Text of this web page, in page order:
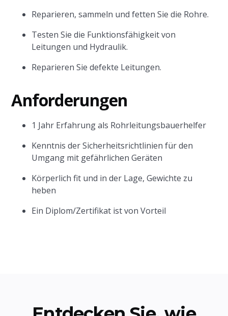
Reparieren, sammeln und fetten Sie die Rohre.
Testen Sie die Funktionsfähigkeit von
Leitungen und Hydraulik.
Reparieren Sie defekte Leitungen.
Anforderungen
1 Jahr Erfahrung als Rohrleitungsbauerhelfer
Kenntnis der Sicherheitsrichtlinien für den
Umgang mit gefährlichen Geräten
Körperlich fit und in der Lage, Gewichte zu
heben
Ein Diplom/Zertifikat ist von Vorteil